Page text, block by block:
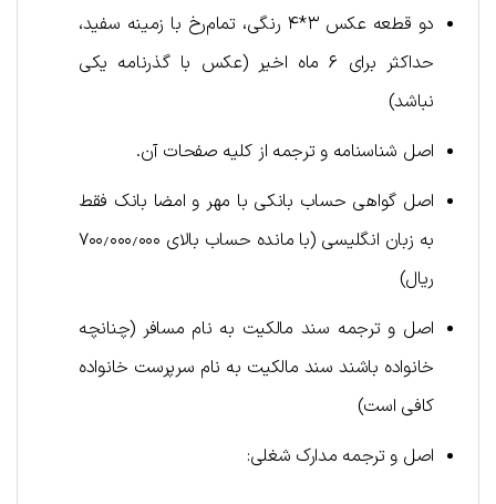
دو قطعه عکس ۳*۴ رنگی، تمام‌رخ با زمینه سفید،
حداکثر برای ۶ ماه اخیر (عکس با گذرنامه یکی
نباشد)
اصل شناسنامه و ترجمه از کلیه صفحات آن.
اصل گواهی حساب بانکی با مهر و امضا بانک فقط
به زبان انگلیسی (با مانده حساب بالای ۷۰۰٫۰۰۰٫۰۰۰
ریال)
اصل و ترجمه سند مالکیت به نام مسافر (چنانچه
خانواده باشند سند مالکیت به نام سرپرست خانواده
کافی است)
اصل و ترجمه مدارک شغلی: